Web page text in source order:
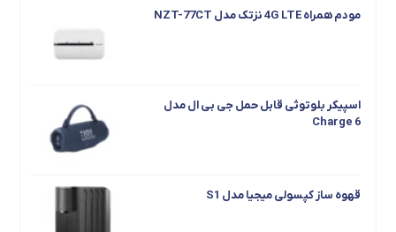
مودم همراه 4G LTE نزتک مدل NZT-77CT
اسپیکر بلوتوثی قابل حمل جی بی ال مدل
Charge 6
قهوه ساز کپسولی میجیا مدل S1